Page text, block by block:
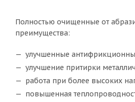
Полностью очищенные от
преимущества:
улучшенные
улучшение притирки
работа при более высоких
повышенная